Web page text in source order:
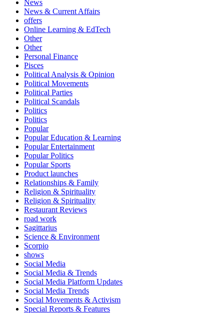
News
News & Current Affairs
offers
Online Learning & EdTech
Other
Other
Personal Finance
Pisces
Political Analysis & Opinion
Political Movements
Political Parties
Political Scandals
Politics
Politics
Popular
Popular Education & Learning
Popular Entertainment
Popular Politics
Popular Sports
Product launches
Relationships & Family
Religion & Spirituality
Religion & Spirituality
Restaurant Reviews
road work
Sagittarius
Science & Environment
Scorpio
shows
Social Media
Social Media & Trends
Social Media Platform Updates
Social Media Trends
Social Movements & Activism
Special Reports & Features